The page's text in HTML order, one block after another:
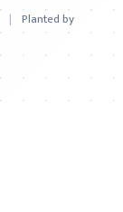
| Planted by